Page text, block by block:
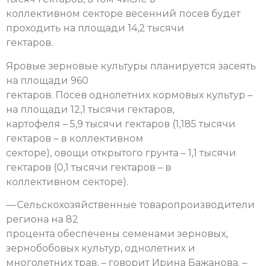
коллективном секторе весенний посев будет
проходить на площади 14,2 тысячи
гектаров.
Яровые зерновые культуры планируется засеять
на площади 960
гектаров. Посев однолетних кормовых культур –
на площади 12,1 тысячи гектаров,
картофеля – 5,9 тысячи гектаров (1,185 тысячи
гектаров – в коллективном
секторе), овощи открытого грунта – 1,1 тысячи
гектаров (0,1 тысячи гектаров – в
коллективном секторе).
— Сельскохозяйственные товаропроизводители
региона на 82
процента обеспечены семенами зерновых,
зернобобовых культур, однолетних и
многолетних трав, – говорит Ирина Бажанова. –